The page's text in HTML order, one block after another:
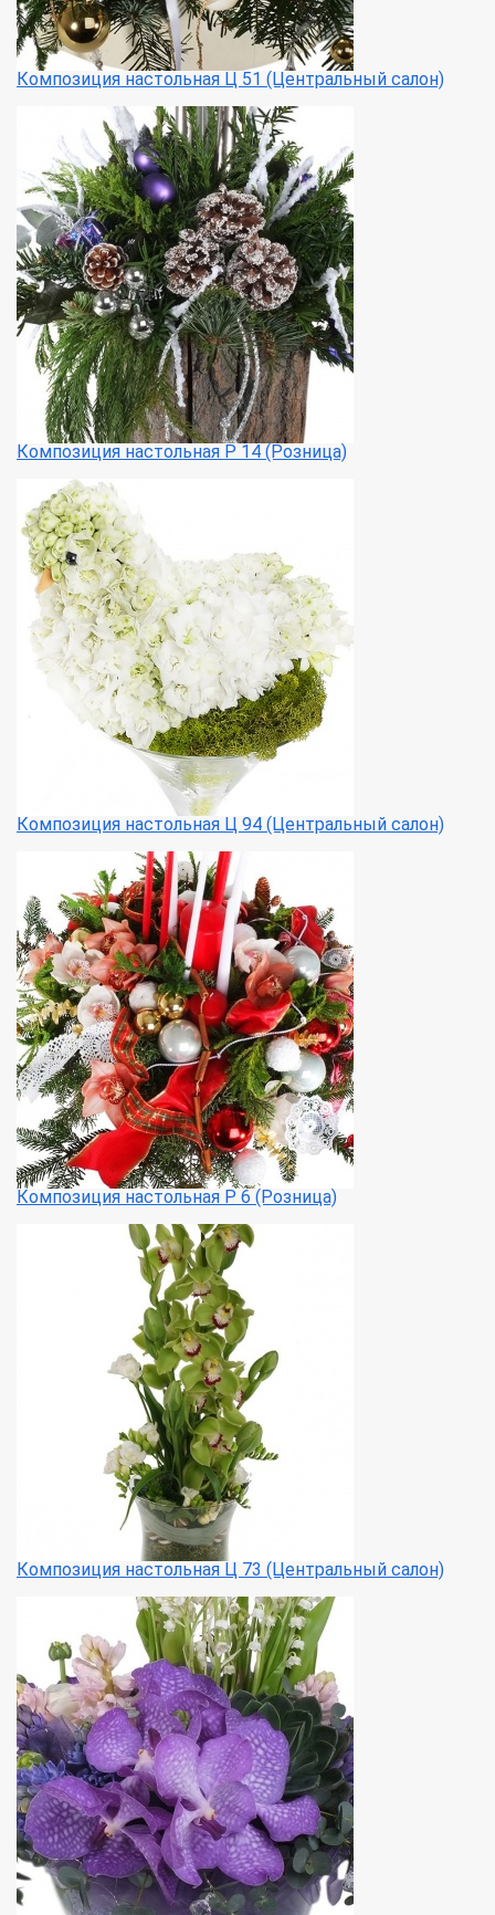
Композиция настольная Ц 51 (Центральный салон)
Композиция настольная Р 14 (Розница)
Композиция настольная Ц 94 (Центральный салон)
Композиция настольная Р 6 (Розница)
Композиция настольная Ц 73 (Центральный салон)